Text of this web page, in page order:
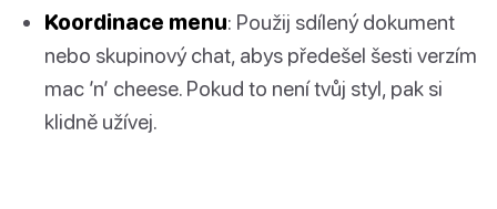
Koordinace menu: Použij sdílený dokument
nebo skupinový chat, abys předešel šesti verzím
mac ’n’ cheese. Pokud to není tvůj styl, pak si
klidně užívej.